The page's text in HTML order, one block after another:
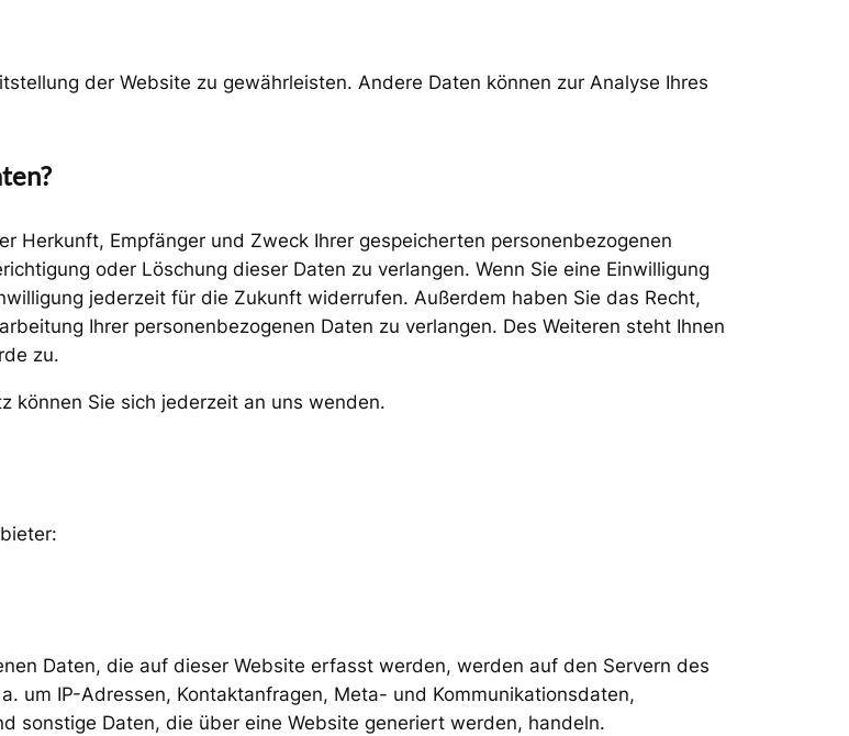
der Website zu gewährleisten. Andere Daten können zur Analyse Ihres
Herkunft, Empfänger und Zweck Ihrer gespeicherten personenbezogenen
oder Löschung dieser Daten zu verlangen. Wenn Sie eine Einwilligung
jederzeit für die Zukunft widerrufen. Außerdem haben Sie das Recht,
Ihrer personenbezogenen Daten zu verlangen. Des Weiteren steht Ihnen
zu.
können Sie sich jederzeit an uns wenden.
Daten, die auf dieser Website erfasst werden, werden auf den Servern des
um IP-Adressen, Kontaktanfragen, Meta- und Kommunikationsdaten,
sonstige Daten, die über eine Website generiert werden, handeln.